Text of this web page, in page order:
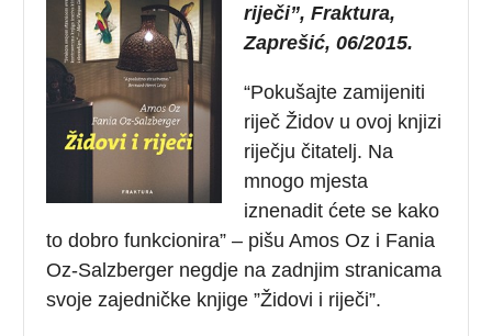
riječi”, Fraktura,
Zaprešić, 06/2015.
“Pokušajte zamijeniti
riječ Židov u ovoj knjizi
riječju čitatelj. Na
mnogo mjesta
iznenadit ćete se kako
to dobro funkcionira” – pišu Amos Oz i Fania
Oz-Salzberger negdje na zadnjim stranicama
svoje zajedničke knjige ”Židovi i riječi”.